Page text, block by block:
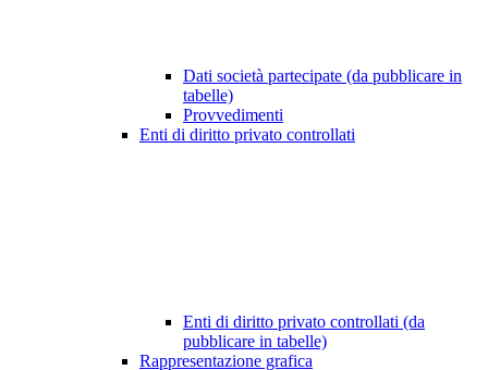
Dati società partecipate (da pubblicare in
tabelle)
Provvedimenti
Enti di diritto privato controllati
Enti di diritto privato controllati (da
pubblicare in tabelle)
Rappresentazione grafica